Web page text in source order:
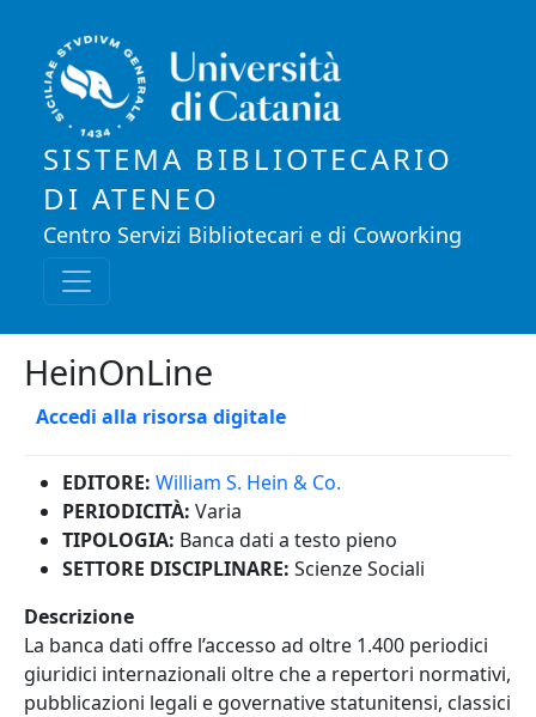
SISTEMA BIBLIOTECARIO
DI ATENEO
Centro Servizi Bibliotecari e di Coworking
HeinOnLine
Accedi alla risorsa digitale
EDITORE: William S. Hein & Co.
PERIODICITÀ: Varia
TIPOLOGIA: Banca dati a testo pieno
SETTORE DISCIPLINARE: Scienze Sociali
Descrizione
La banca dati offre l’accesso ad oltre 1.400 periodici
giuridici internazionali oltre che a repertori normativi,
pubblicazioni legali e governative statunitensi, classici